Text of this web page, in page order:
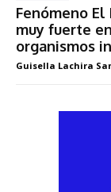
Fenómeno
muy fuerte
organismos
Guisella Lachira